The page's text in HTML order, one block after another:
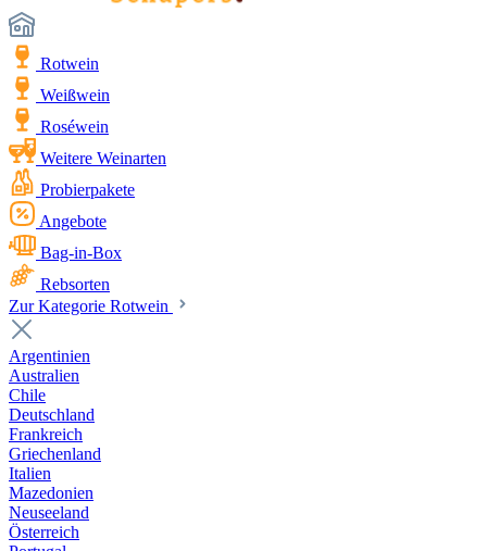
Rotwein
Weißwein
Roséwein
Weitere Weinarten
Probierpakete
Angebote
Bag-in-Box
Rebsorten
Zur Kategorie Rotwein
Argentinien
Australien
Chile
Deutschland
Frankreich
Griechenland
Italien
Mazedonien
Neuseeland
Österreich